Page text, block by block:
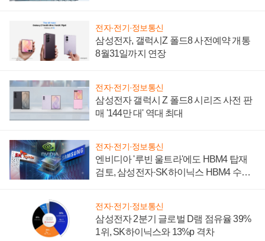
전자·전기·정보통신
삼성전자, 갤럭시Z 폴드8 사전예약 개통
8월31일까지 연장
전자·전기·정보통신
삼성전자 갤럭시 Z 폴드8 시리즈 사전 판
매 '144만 대' 역대 최대
전자·전기·정보통신
엔비디아 '루빈 울트라'에도 HBM4 탑재
검토, 삼성전자·SK하이닉스 HBM4 수율
전자·전기·정보통신
삼성전자 2분기 글로벌 D램 점유율 39%
1위, SK하이닉스와 13%p 격차